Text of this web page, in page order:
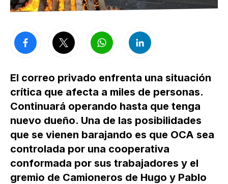
El correo privado enfrenta una situación
crítica que afecta a miles de personas.
Continuará operando hasta que tenga
nuevo dueño. Una de las posibilidades
que se vienen barajando es que OCA sea
controlada por una cooperativa
conformada por sus trabajadores y el
gremio de Camioneros de Hugo y Pablo